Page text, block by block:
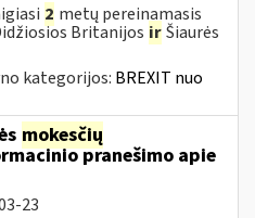
2 metų pereinamasis
Britanijos irŠiaurės
kategorijos: BREXIT nuo
mokesčių
pranešimo apie
23